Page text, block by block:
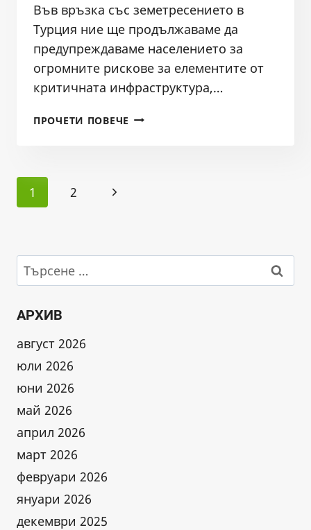
Във връзка със земетресението в
Турция ние ще продължаваме да
предупреждаваме населението за
огромните рискове за елементите от
критичната инфраструктура,…
ПРОЧЕТИ ПОВЕЧЕ ЗАЩО
КАКВО
Page
navigation
1 2
Next
Търсене
за:
АРХИВ
август 2026
юли 2026
юни 2026
май 2026
април 2026
март 2026
февруари 2026
януари 2026
декември 2025